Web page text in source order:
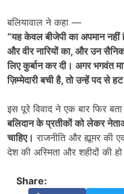
बलियावाल ने कहा —
“यह केवल बीजेपी का अपमान नहीं
और वीर नारियों का, और उन
लिए कुर्बान कर दी। अगर भगवंत
ज़िम्मेदारी बची है,तो उन्हें पद से हट
इस पूरे विवाद ने एक बार फिर
बलिदान के प्रतीकों को लेकर
चाहिए। राजनीति और ह्यूमर की
देश की अस्मिता और शहीदों की
Share: